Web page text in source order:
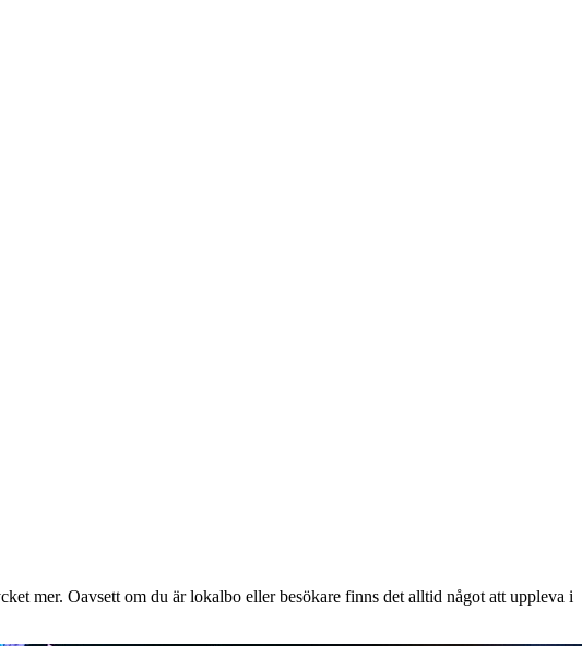
mer. Oavsett om du är lokalbo eller besökare finns det alltid något att uppleva i